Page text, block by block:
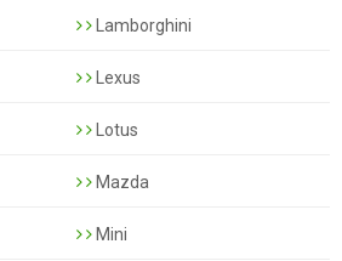
Lamborghini
Lexus
Lotus
Mazda
Mini